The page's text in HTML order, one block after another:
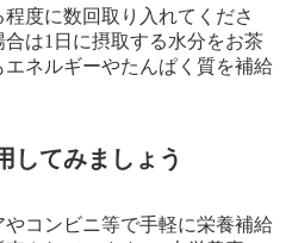
度に数回取り入れてくださ
合は1 日に摂取する水分をお茶
ネルギーやたんぱく質を補給
てみましょう
コンビニ等で手軽に栄養補給